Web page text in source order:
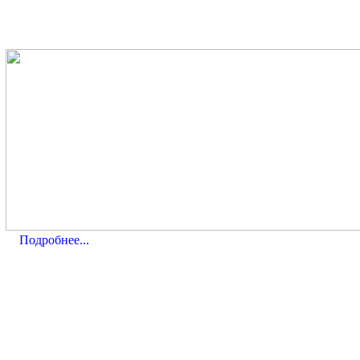
Подробнее...